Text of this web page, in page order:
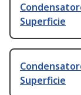
Superficie
Superficie